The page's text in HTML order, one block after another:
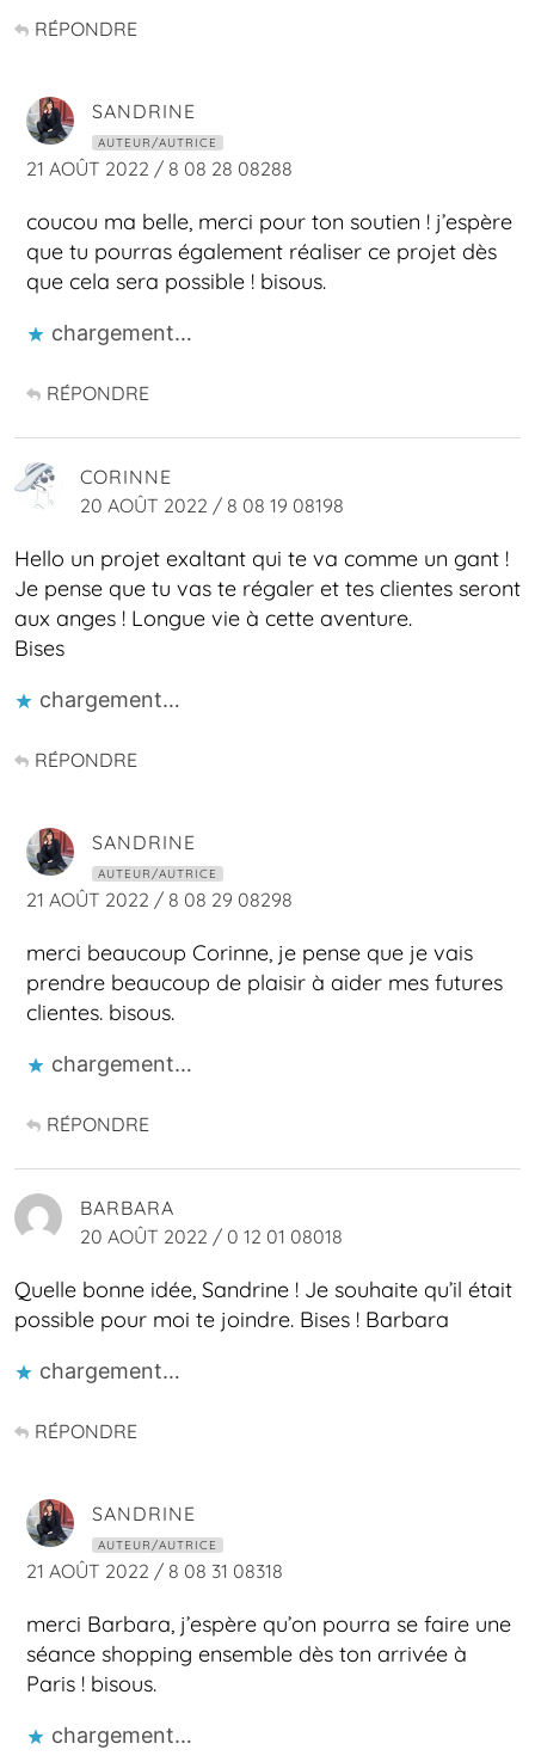
RÉPONDRE
SANDRINE
AUTEUR/AUTRICE
21 AOÛT 2022 / 8 08 28 08288
coucou ma belle, merci pour ton soutien ! j’espère
que tu pourras également réaliser ce projet dès
que cela sera possible ! bisous.
chargement…
RÉPONDRE
CORINNE
20 AOÛT 2022 / 8 08 19 08198
Hello un projet exaltant qui te va comme un gant !
Je pense que tu vas te régaler et tes clientes seront
aux anges ! Longue vie à cette aventure.
Bises
chargement…
RÉPONDRE
SANDRINE
AUTEUR/AUTRICE
21 AOÛT 2022 / 8 08 29 08298
merci beaucoup Corinne, je pense que je vais
prendre beaucoup de plaisir à aider mes futures
clientes. bisous.
chargement…
RÉPONDRE
BARBARA
20 AOÛT 2022 / 0 12 01 08018
Quelle bonne idée, Sandrine ! Je souhaite qu’il était
possible pour moi te joindre. Bises ! Barbara
chargement…
RÉPONDRE
SANDRINE
AUTEUR/AUTRICE
21 AOÛT 2022 / 8 08 31 08318
merci Barbara, j’espère qu’on pourra se faire une
séance shopping ensemble dès ton arrivée à
Paris ! bisous.
chargement…